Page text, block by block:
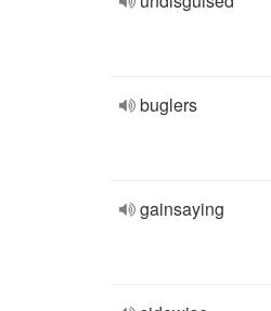
buglers
gainsaying